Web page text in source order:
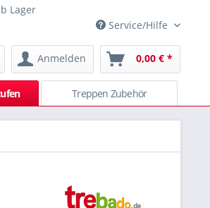
Lager
Service/Hilfe
Anmelden 0,00 € *
Treppen Zubehör